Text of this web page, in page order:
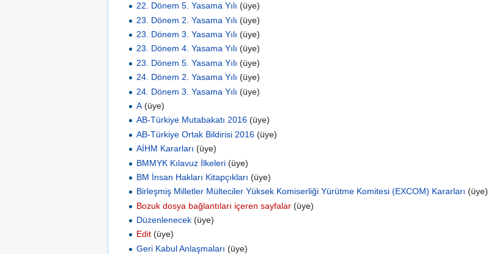
22. Dönem 5. Yasama Yılı ‏‎ (üye)
23. Dönem 2. Yasama Yılı ‏‎ (üye)
23. Dönem 3. Yasama Yılı ‏‎ (üye)
23. Dönem 4. Yasama Yılı ‏‎ (üye)
23. Dönem 5. Yasama Yılı ‏‎ (üye)
24. Dönem 2. Yasama Yılı ‏‎ (üye)
24. Dönem 3. Yasama Yılı ‏‎ (üye)
A ‏‎ (üye)
AB-Türkiye Mutabakatı 2016 ‏‎ (üye)
AB-Türkiye Ortak Bildirisi 2016 ‏‎ (üye)
AİHM Kararları ‏‎ (üye)
BMMYK Kılavuz İlkeleri ‏‎ (üye)
BM İnsan Hakları Kitapçıkları ‏‎ (üye)
Birleşmiş Milletler Mülteciler Yüksek Komiserliği Yürütme Komitesi (EXCOM) Kararları ‏‎ (üye)
Bozuk dosya bağlantıları içeren sayfalar ‏‎ (üye)
Düzenlenecek ‏‎ (üye)
Edit ‏‎ (üye)
Geri Kabul Anlaşmaları ‏‎ (üye)